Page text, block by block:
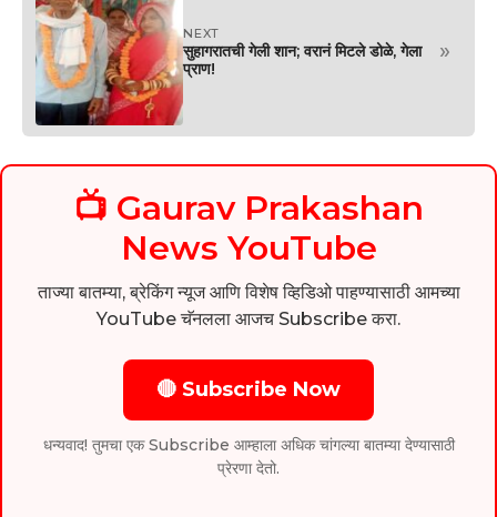
NEXT
सुहागरातची गेली शान; वरानं मिटले डोळे, गेला
प्राण!
»
📺 Gaurav Prakashan
News YouTube
ताज्या बातम्या, ब्रेकिंग न्यूज आणि विशेष व्हिडिओ पाहण्यासाठी आमच्या
YouTube चॅनलला आजच Subscribe करा.
🔴 Subscribe Now
धन्यवाद! तुमचा एक Subscribe आम्हाला अधिक चांगल्या बातम्या देण्यासाठी
प्रेरणा देतो.